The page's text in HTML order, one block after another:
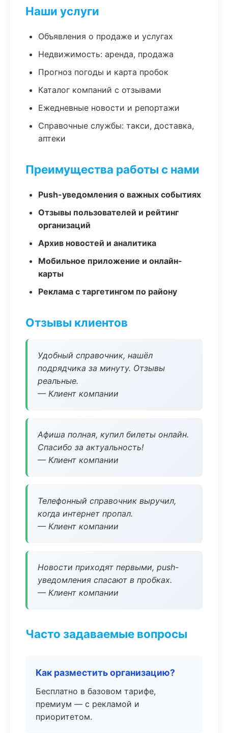
Наши услуги
Объявления о продаже и услугах
Недвижимость: аренда, продажа
Прогноз погоды и карта пробок
Каталог компаний с отзывами
Ежедневные новости и репортажи
Справочные службы: такси, доставка,
аптеки
Преимущества работы с нами
Push-уведомления о важных событиях
Отзывы пользователей и рейтинг
организаций
Архив новостей и аналитика
Мобильное приложение и онлайн-
карты
Реклама с таргетингом по району
Отзывы клиентов
Удобный справочник, нашёл
подрядчика за минуту. Отзывы
реальные.
— Клиент компании
Афиша полная, купил билеты онлайн.
Спасибо за актуальность!
— Клиент компании
Телефонный справочник выручил,
когда интернет пропал.
— Клиент компании
Новости приходят первыми, push-
уведомления спасают в пробках.
— Клиент компании
Часто задаваемые вопросы
Как разместить организацию?
Бесплатно в базовом тарифе,
премиум — с рекламой и
приоритетом.